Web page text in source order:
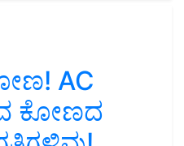
AC
ಕೋಣದ